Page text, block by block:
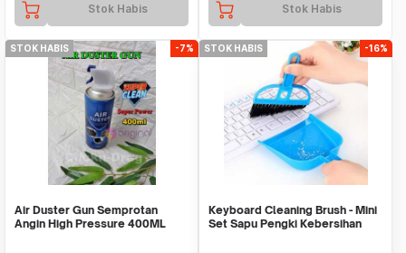
Stok Habis Stok Habis
STOK HABIS -7%
Air Duster Gun Semprotan
Angin High Pressure 400ML
STOK HABIS -16%
Keyboard Cleaning Brush - Mini
Set Sapu Pengki Kebersihan